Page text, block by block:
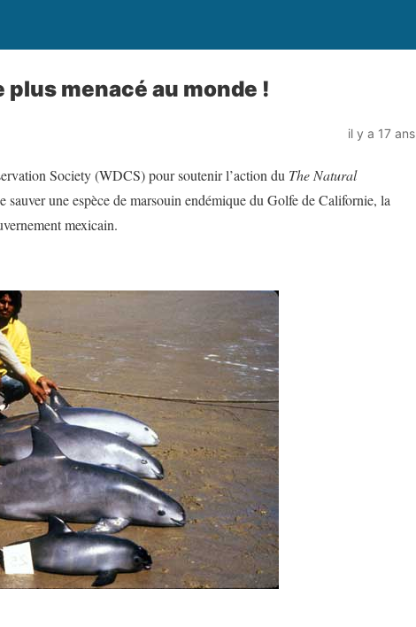
menacé au monde !
il y a 17 ans
Society (WDCS) pour soutenir l’action du The Natural
une espèce de marsouin endémique du Golfe de Californie, la
mexicain.